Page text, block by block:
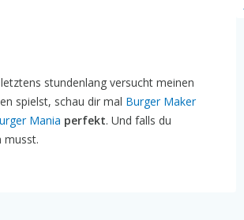
stundenlang versucht meinen
spielst, schau dir mal Burger Maker
Mania perfekt. Und falls du
musst.